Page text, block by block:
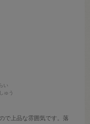
い
ゅう
で上品な雰囲気です。落